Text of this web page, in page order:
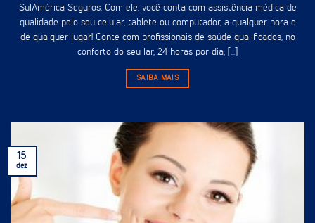
SulAmérica Seguros. Com ele, você conta com assistência médica de
qualidade pelo seu celular, tablete ou computador, a qualquer hora e
de qualquer lugar! Conte com profissionais de saúde qualificados, no
conforto do seu lar, 24 horas por dia, [...]
SAIBA MAIS
15
dez